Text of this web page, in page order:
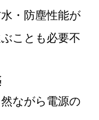
・防塵性能が
ことも必要不
ながら電源の